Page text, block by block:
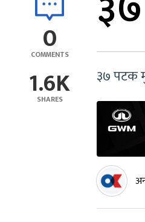
0
COMMENTS
1.6K
SHARES
३७ पटक